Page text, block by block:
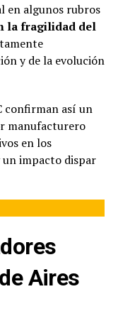
en algunos rubros
la fragilidad del
y de la evolución
confirman así un
manufacturero
en los
impacto dispar
Aires